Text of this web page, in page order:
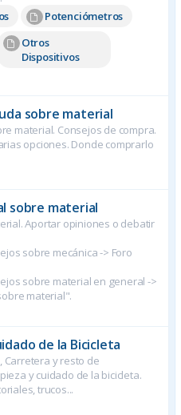
Potenciómetros
Otros
Dispositivos
sobre material
material. Consejos de compra.
opciones. Donde comprarlo
sobre material
Aportar opiniones o debatir
sobre mecánica -> Foro
sobre material en general ->
material".
de la Bicicleta
Carretera y resto de
y cuidado de la bicicleta.
trucos...